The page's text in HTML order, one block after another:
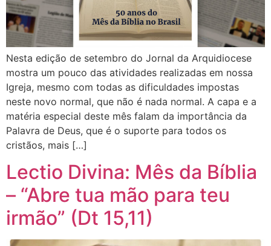
Nesta edição de setembro do Jornal da Arquidiocese
mostra um pouco das atividades realizadas em nossa
Igreja, mesmo com todas as dificuldades impostas
neste novo normal, que não é nada normal. A capa e a
matéria especial deste mês falam da importância da
Palavra de Deus, que é o suporte para todos os
cristãos, mais […]
Lectio Divina: Mês da Bíblia
– “Abre tua mão para teu
irmão” (Dt 15,11)